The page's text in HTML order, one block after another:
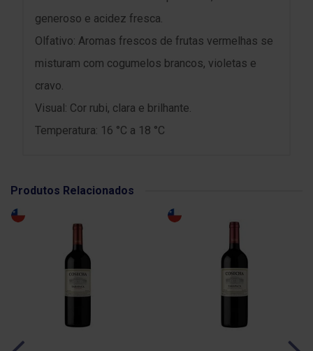
generoso e acidez fresca.
Olfativo: Aromas frescos de frutas vermelhas se
misturam com cogumelos brancos, violetas e
cravo.
Visual: Cor rubi, clara e brilhante.
Temperatura: 16 °C a 18 °C
Produtos Relacionados